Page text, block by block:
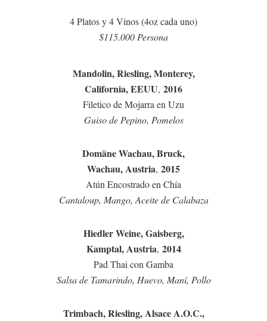
4 Platos y 4 Vinos (4oz cada uno)
$115.000 Persona
Mandolin, Riesling, Monterey,
California, EEUU, 2016
Filetico de Mojarra en Uzu
Guiso de Pepino, Pomelos
Domäne Wachau, Bruck,
Wachau, Austria, 2015
Atún Encostrado en Chía
Cantaloup, Mango, Aceite de Calabaza
Hiedler Weine, Gaisberg,
Kamptal, Austria, 2014
Pad Thai con Gamba
Salsa de Tamarindo, Huevo, Maní, Pollo
Trimbach, Riesling, Alsace A.O.C.,